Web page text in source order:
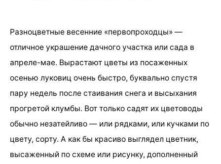
Разноцветные весенние «первопроходцы» —
отличное украшение дачного участка или сада в
апреле-мае. Вырастают цветы из посаженных
осенью луковиц очень быстро, буквально спустя
пару недель после стаивания снега и высыхания
прогретой клумбы. Вот только садят их цветоводы
обычно незатейливо — или рядками, или кучками по
цвету, сорту. А как бы красиво выглядел цветник,
высаженный по схеме или рисунку, дополненный